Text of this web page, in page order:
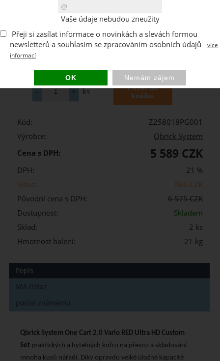
ks
Kód:
Z258018PG001
Výrobce:
Qbrick System
Cena s DPH:
5 589 CZK
DPH:
21 %
Sleva:
986 CZK
Původní cena s DPH:
6 575 CZK
Dostupnost:
Skladem
Sklad:
2 ks
Hmotnost balení:
21 kg
Popis
Váš dotaz
poslat známému
Qbrick System One Cart 2.0 Vario RED Ultra HD Custom
Setpraktických a bytelných kufru na převoz a skladování
mnoha kusů nářadí. Díky opravdu velké úložné kapacitě
Vaše údaje nebudou zneužity
Přeji si zasílat informace o novinkách a slevách formou
newsletterů a souhlasím se zpracováním osobních údajů
více
informací